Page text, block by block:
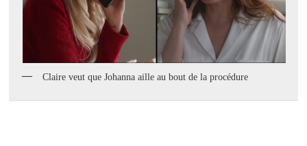
Claire veut que Johanna aille au bout de la procédure